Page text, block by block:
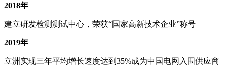
2018年
建立研发检测测试中心，荣获“国家高新技术企业”称号
2019年
立洲实现三年平均增长速度达到35%成为中国电网入围供应商